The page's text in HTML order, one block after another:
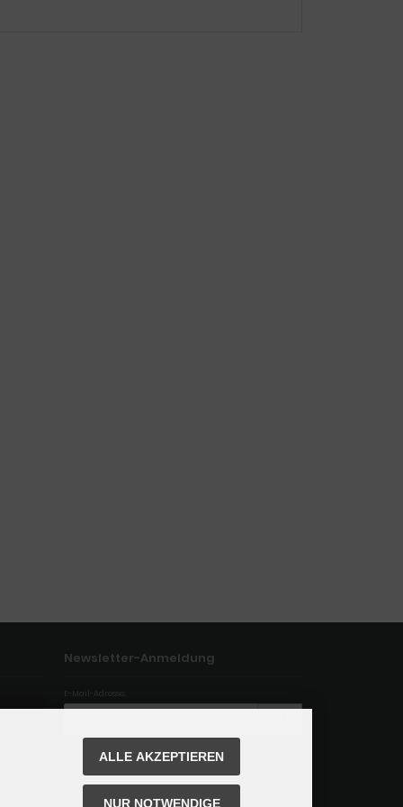
Newsletter-Anmeldung
E-Mail-Adresse:
Der Newsletter kann jederzeit hier oder in Ihrem Kunden
konto abbestellt werden.
ALLE AKZEPTIEREN
NUR NOTWENDIGE